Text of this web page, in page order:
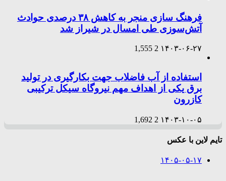
فرهنگ سازی منجر به کاهش ۳۸ درصدی حوادث
آتش‌سوزی طی امسال در شیراز شد
۱۴۰۳-۰۶-۲۷ 2
1,555
استفاده از آب فاضلاب جهت بکارگیری در تولید
برق یکی از اهداف مهم نیروگاه سیکل ترکیبی
کازرون
۱۴۰۳-۱۰-۰۵ 2
1,692
تایم لاین با عکس
۱۴۰۵-۰۵-۱۷